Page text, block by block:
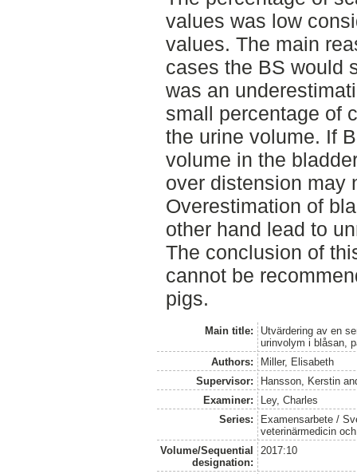
values was low
values. The main
cases the BS would
was an
small percentage of
the urine volume. If
volume in the
over distension may
Overestimation of
other hand lead to
The conclusion of
cannot be
pigs.
Main title:
Utvärdering av en
urinvolym i blåsan,
Authors:
Miller, Elisabeth
Supervisor:
Hansson, Kerstin
Examiner:
Ley, Charles
Series:
Examensarbete /
veterinärmedicin
Volume/Sequential
designation:
2017:10